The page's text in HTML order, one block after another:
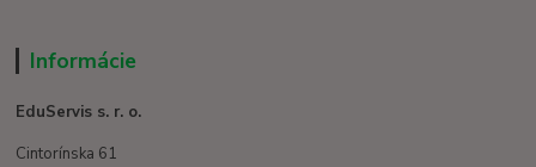
Informácie
EduServis s. r. o.
Cintorínska 61